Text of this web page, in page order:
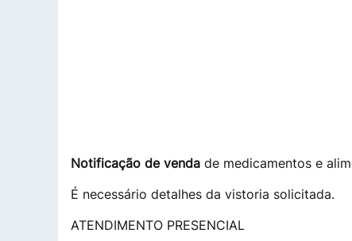
Notificação de venda de medicamentos e
É necessário detalhes da vistoria solicitada.
ATENDIMENTO PRESENCIAL